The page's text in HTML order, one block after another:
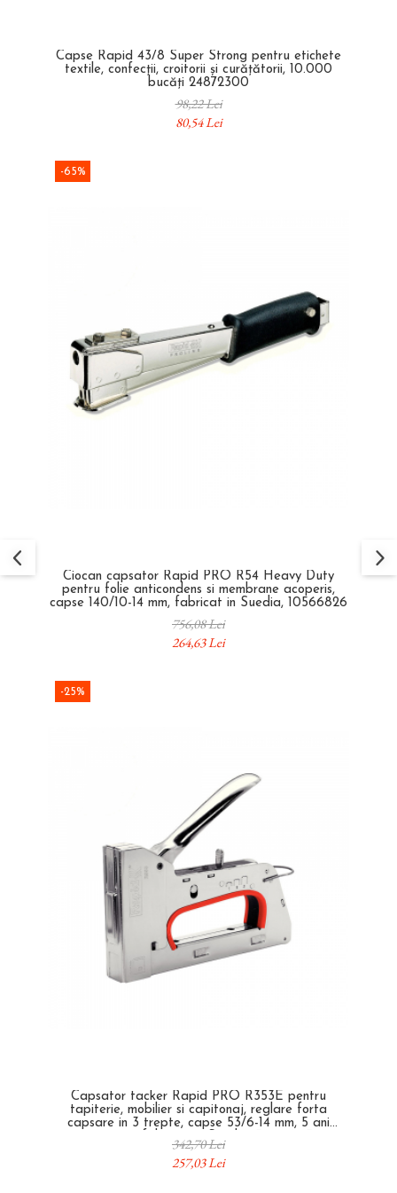
Capse Rapid 43/8 Super Strong pentru etichete
textile, confecții, croitorii și curățătorii, 10.000
bucăți 24872300
98,22 Lei
80,54 Lei
-65%
Ciocan capsator Rapid PRO R54 Heavy Duty
pentru folie anticondens si membrane acoperis,
capse 140/10-14 mm, fabricat in Suedia, 10566826
756,08 Lei
264,63 Lei
-25%
Capsator tacker Rapid PRO R353E pentru
tapiterie, mobilier si capitonaj, reglare forta
capsare in 3 trepte, capse 53/6-14 mm, 5 ani
garantie, fabricat in Suedia, 5000063
342,70 Lei
257,03 Lei